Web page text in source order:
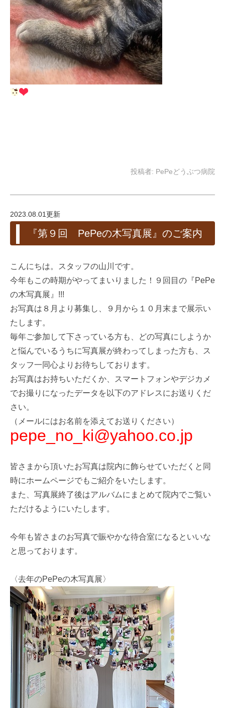
投稿者: PePeどうぶつ病院
2023.08.01更新
『第９回 PePeの木写真展』のご案内
こんにちは。スタッフの山川です。
今年もこの時期がやってまいりました！９回目の『PePe
の木写真展』!!!
お写真は８月より募集し、９月から１０月末まで展示い
たします。
毎年ご参加して下さっている方も、どの写真にしようか
と悩んでいるうちに写真展が終わってしまった方も、ス
タッフ一同心よりお待ちしております。
お写真はお持ちいただくか、スマートフォンやデジカメ
でお撮りになったデータを以下のアドレスにお送りくだ
さい。
（メールにはお名前を添えてお送りください）
pepe_no_ki@yahoo.co.jp
皆さまから頂いたお写真は院内に飾らせていただくと同
時にホームページでもご紹介をいたします。
また、写真展終了後はアルバムにまとめて院内でご覧い
ただけるようにいたします。
今年も皆さまのお写真で賑やかな待合室になるといいな
と思っております。
〈去年のPePeの木写真展〉